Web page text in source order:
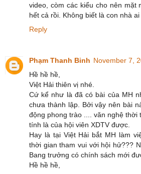
video, còm các kiểu cho nên mặt
hết cả rồi. Không biết là con nhà
Reply
Phạm Thanh Binh November 7,
Hề hề hề,
Việt Hải thiên vị nhé.
Cứ kể như là đã có bài của MH
chưa thành lập. Bởi vậy nên bài
động phong trào .... văn nghệ thời
tính là của hội viên XDTV được.
Hay là tại Việt Hải bắt MH làm
thời gian tham vui với hội hử???
Bang trưởng có chính sách mới
Hề hề hề,